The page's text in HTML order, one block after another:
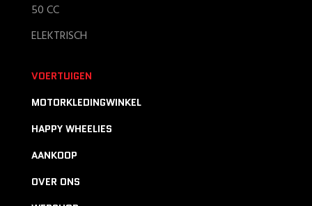
50 CC
ELEKTRISCH
VOERTUIGEN
MOTORKLEDINGWINKEL
HAPPY WHEELIES
AANKOOP
OVER ONS